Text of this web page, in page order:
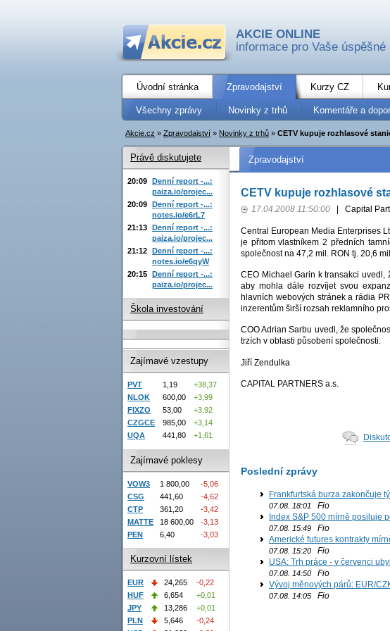
AKCIE ONLINE
informace pro Vaše
Úvodní stránka Zpravodajství Kurzy CZ
Všechny zprávy Novinky z trhů Komentáře a
Akcie.cz » Zpravodajství » Novinky z trhů » CETV kupuje rozhlasové
Zpravodajství
CETV kupuje rozhlasové
17.04.2008 11:50:00 Capital
Central European Media Enterprises
je přitom vlastníkem 2 předních
společnost na 47,2 mil. RON tj. 20,6
CEO Michael Garin k transakci
aby mohla dále rozvíjet svou
hlavních webových stránek a rádia
inzerentům širší rozsah reklamního
COO Adrian Sarbu uvedl, že
trzích v oblasti působení společnosti.
Jiří Zendulka
CAPITAL PARTNERS a.s.
Poslední zprávy
Frankfurtská burza zakončuje
07.08. 18:01
Fio
Index S&P 500 mírně posiluje
07.08. 15:49 Fio
Americké futures kontrakty
07.08. 15:20 Fio
USA: Trh práce - v červenci
07.08. 14:50 Fio
Vývoj měnových párů: EUR/
07.08. 14:05 Fio
Právě diskutujete
20:09 Denní report -...:
paiza.io/projec...
20:09 Denní report -...:
notes.io/e6rL7
21:13 Denní report -...:
paiza.io/projec...
21:12 Denní report -...:
notes.io/e6qyW
20:15 Denní report -...:
paiza.io/projec...
Škola investování
Zajímavé vzestupy
PVT 1,19
+38,37
NLOK
600,00
+3,99
FIXZO
53,00
+3,92
CZGCE
985,00
+3,14
UQA
441,80 +1,61
Zajímavé poklesy
VOW3 1 800,00
-5,06
CSG
441,60
-4,62
CTP
361,20
-3,42
MATTE
18 600,00
-3,13
PEN
6,40 -3,03
Kurzovní lístek
EUR 24,265
-0,22
HUF
6,654
+0,01
JPY
13,286
+0,01
PLN
5,646
-0,24